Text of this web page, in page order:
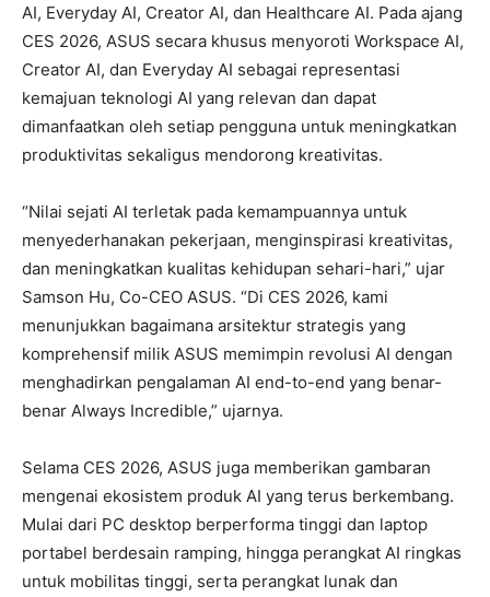
AI, Everyday AI, Creator AI, dan Healthcare AI. Pada ajang
CES 2026, ASUS secara khusus menyoroti Workspace AI,
Creator AI, dan Everyday AI sebagai representasi
kemajuan teknologi AI yang relevan dan dapat
dimanfaatkan oleh setiap pengguna untuk meningkatkan
produktivitas sekaligus mendorong kreativitas.
“Nilai sejati AI terletak pada kemampuannya untuk
menyederhanakan pekerjaan, menginspirasi kreativitas,
dan meningkatkan kualitas kehidupan sehari-hari,” ujar
Samson Hu, Co-CEO ASUS. “Di CES 2026, kami
menunjukkan bagaimana arsitektur strategis yang
komprehensif milik ASUS memimpin revolusi AI dengan
menghadirkan pengalaman AI end-to-end yang benar-
benar Always Incredible,” ujarnya.
Selama CES 2026, ASUS juga memberikan gambaran
mengenai ekosistem produk AI yang terus berkembang.
Mulai dari PC desktop berperforma tinggi dan laptop
portabel berdesain ramping, hingga perangkat AI ringkas
untuk mobilitas tinggi, serta perangkat lunak dan